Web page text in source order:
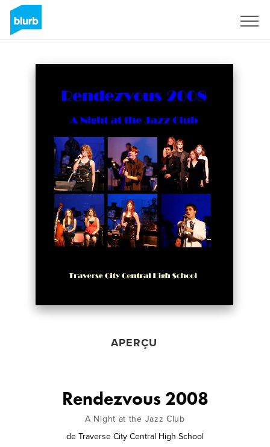
APERÇU
Rendezvous 2008
A Night at the Jazz Club
de Traverse City Central High School